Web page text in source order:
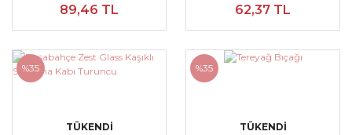
89,46 TL 62,37 TL
%35
TÜKENDİ
%35
TÜKENDİ